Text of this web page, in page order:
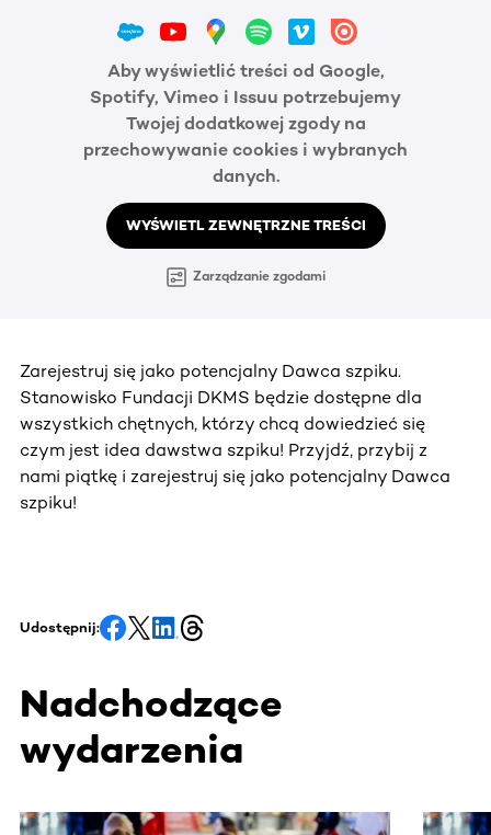
Aby wyświetlić treści od Google,
Spotify, Vimeo i Issuu potrzebujemy
Twojej dodatkowej zgody na
przechowywanie cookies i wybranych
danych.
WYŚWIETL ZEWNĘTRZNE TREŚCI
Zarządzanie zgodami
Zarejestruj się jako potencjalny Dawca szpiku.
Stanowisko Fundacji DKMS będzie dostępne dla
wszystkich chętnych, którzy chcą dowiedzieć się
czym jest idea dawstwa szpiku! Przyjdź, przybij z
nami piątkę i zarejestruj się jako potencjalny Dawca
szpiku!
Udostępnij:
Nadchodzące
wydarzenia
Ta sekcja zawiera treści przewijane w poziomie. Użyj